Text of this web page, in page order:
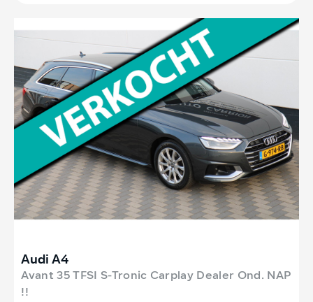
Audi A4
Avant 35 TFSI S-Tronic Carplay Dealer Ond. NAP
!!